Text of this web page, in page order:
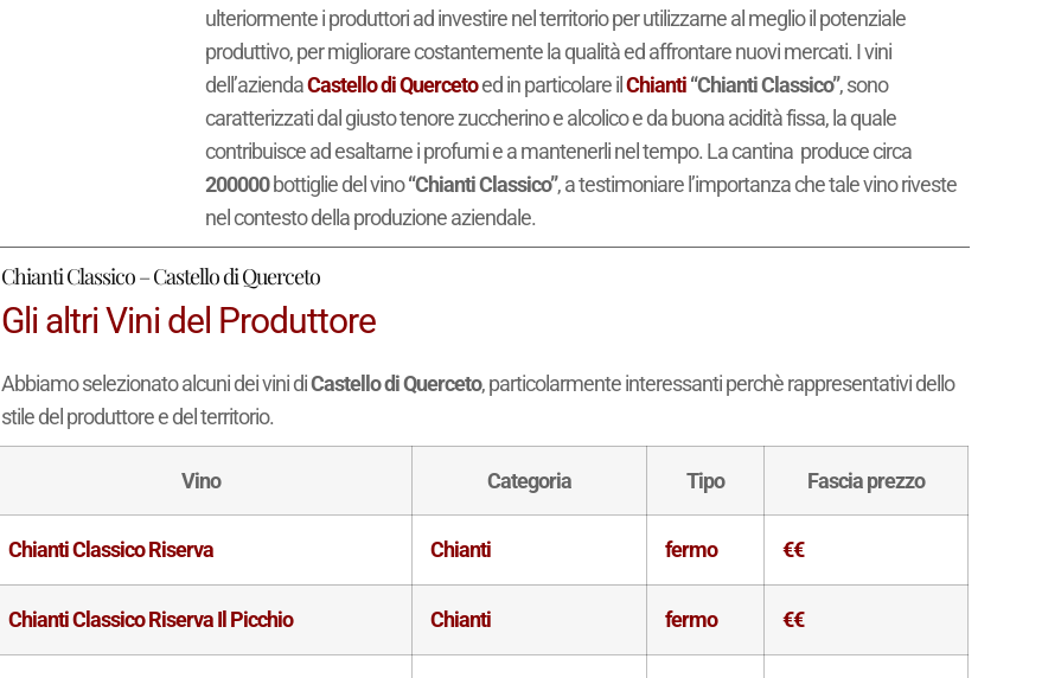
ulteriormente i produttori ad investire nel territorio per utilizzarne al meglio il potenziale
produttivo, per migliorare costantemente la qualità ed affrontare nuovi mercati. I vini
dell’aziendaCastello di Quercetoed in particolare il Chianti “Chianti Classico”, sono
caratterizzati dal giusto tenore zuccherino e alcolico e da buona acidità fissa, la quale
contribuisce ad esaltarne i profumi e a mantenerli nel tempo. La cantina produce circa
200000bottiglie del vino“Chianti Classico”, a testimoniare l’importanza che tale vino riveste
nel contesto della produzione aziendale.
Chianti Classico – Castello di Querceto
Gli altri Vini del Produttore
Abbiamo selezionato alcuni dei vini diCastello di Querceto, particolarmente interessanti perchè rappresentativi dello
stile del produttore e del territorio.
Vino Categoria Tipo Fascia prezzo
Chianti Classico Riserva Chianti fermo €€
Chianti Classico Riserva Il Picchio Chianti fermo €€